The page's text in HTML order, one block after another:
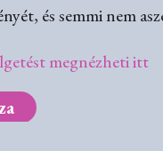
és semmi nem
megnézheti itt